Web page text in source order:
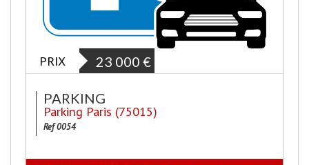
PRIX 23 000 €
PARKING
Parking Paris (75015)
Ref 0054